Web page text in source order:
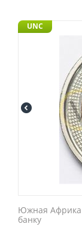
UNC
Южная Африка
банку